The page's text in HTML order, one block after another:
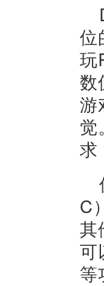
位
玩
数
游
觉
求
C
其
可
等